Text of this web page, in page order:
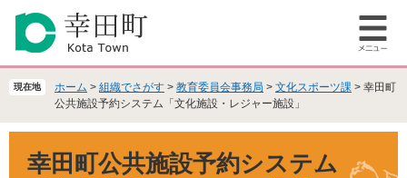
の
で
ー
ば
メ
ー
現在地 ホーム > 組織でさがす > 教育委員会事務局 > 文化スポーツ課 > 幸田町
公共施設予約システム「文化施設・レジャー施設」
幸田町公共施設予約システム